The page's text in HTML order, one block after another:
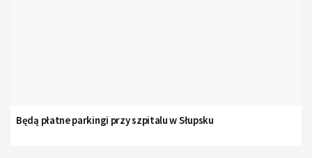
Będą płatne parkingi przy szpitalu w Słupsku